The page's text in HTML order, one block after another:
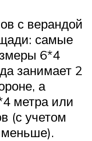
с верандой
самые
6*4
занимает 2
а
метра или
(с учетом